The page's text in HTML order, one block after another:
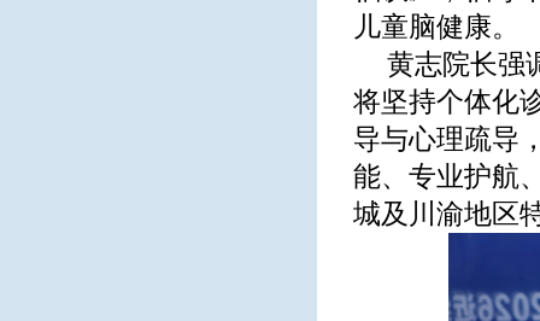
儿童脑健康。
黄志院长强
将坚持个体化
导与心理疏导
能、专业护航
城及川渝地区